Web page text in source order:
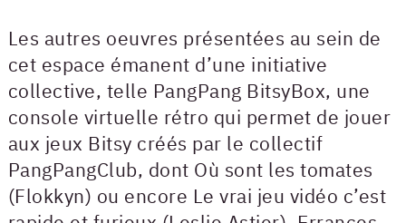
Les autres oeuvres présentées au sein de
cet espace émanent d’une initiative
collective, telle PangPang BitsyBox, une
console virtuelle rétro qui permet de jouer
aux jeux Bitsy créés par le collectif
PangPangClub, dont Où sont les tomates
(Flokkyn) ou encore Le vrai jeu vidéo c’est